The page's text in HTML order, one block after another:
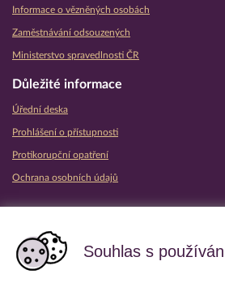
Souhlas s
Informace o vězněných osobách
Zaměstnávání odsouzených
Ministerstvo spravedlnosti ČR
Důležité informace
Úřední deska
Prohlášení o přístupnosti
Protikorupční opatření
Ochrana osobních údajů